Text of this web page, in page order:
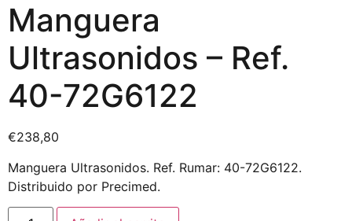
Manguera
Ultrasonidos – Ref.
40-72G6122
€238,80
Manguera Ultrasonidos. Ref. Rumar: 40-72G6122.
Distribuido por Precimed.